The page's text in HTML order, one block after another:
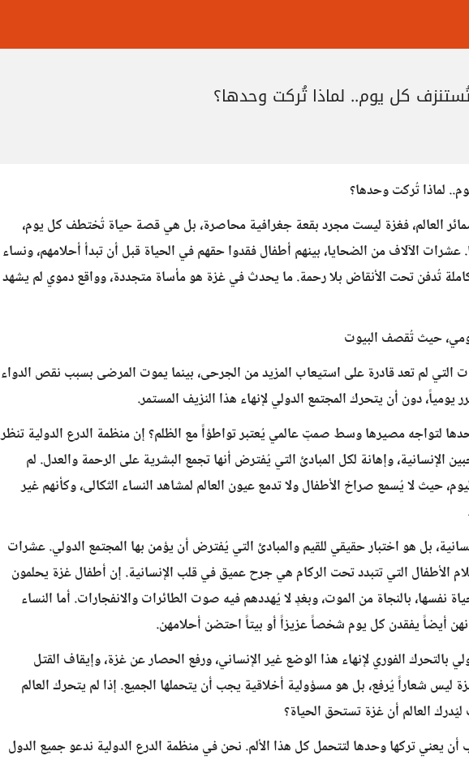
كل يوم.. لماذا تُركت وحدها؟
لماذا تُركت وحدها؟
العالم، فغزة ليست مجرد بقعة جغرافية محاصرة، بل هي قصة حياة تُختطف كل يوم،
الآلاف من الضحايا، بينهم أطفال فقدوا حقهم في الحياة قبل أن تبدأ أحلامهم، ونساء
تُدفن تحت الأنقاض بلا رحمة. ما يحدث في غزة هو مأساة متجددة، وواقع دموي لم يشهد
حيث تُقصف البيوت
لم تعد قادرة على استيعاب المزيد من الجرحى، بينما يموت المرضى بسبب نقص الدواء
يومياً، دون أن يتحرك المجتمع الدولي لإنهاء هذا النزيف المستمر.
لتواجه مصيرها وسط صمتٍ عالمي يُعتبر تواطؤاً مع الظلم؟ إن منظمة الدرع الدولية تنظر
وإهانة لكل المبادئ التي يُفترض أنها تجمع البشرية على الرحمة والعدل. لم
حيث لا يُسمع صراخ الأطفال ولا تدمع عيون العالم لمشاهد النساء الثكالى، وكأنهم غير
بل هو اختبار حقيقي للقيم والمبادئ التي يُفترض أن يؤمن بها المجتمع الدولي. عشرات
الأطفال التي تتبدد تحت الركام هي جرح عميق في قلب الإنسانية. إن أطفال غزة يحلمون
نفسها، بالنجاة من الموت، وبغدٍ لا يُهددهم فيه صوت الطائرات والانفجارات. أما النساء
أيضاً يفقدن كل يوم شخصاً عزيزاً أو بيتاً احتضن أحلامهن.
بالتحرك الفوري لإنهاء هذا الوضع غير الإنساني، ورفع الحصار عن غزة، وإيقاف القتل
ليس شعاراً يُرفع، بل هو مسؤولية أخلاقية يجب أن يتحملها الجميع. إذا لم يتحرك العالم
العالم أن غزة تستحق الحياة؟
يعني تركها وحدها لتتحمل كل هذا الألم. نحن في منظمة الدرع الدولية ندعو جميع الدول